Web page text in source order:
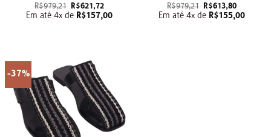
R$979,21
O
preço
R$621,72O
preço
Em até 4x de R$157,00
R$979,21
O
preço
R$613,80O
preço
Em até 4x de R$155,00
-37%